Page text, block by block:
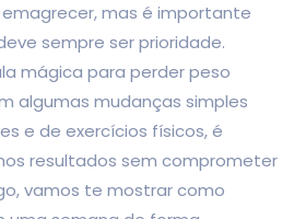
mas é importante
sempre ser prioridade.
mágica para perder peso
algumas mudanças simples
e de exercícios físicos, é
resultados sem comprometer
vamos te mostrar como